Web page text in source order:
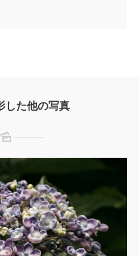
した他の写真